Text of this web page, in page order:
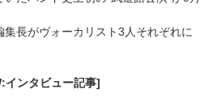
長がヴォーカリスト3人それぞれに
インタビュー記事]